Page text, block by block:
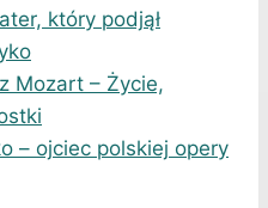
który podjął
Mozart – Życie,
– ojciec polskiej opery